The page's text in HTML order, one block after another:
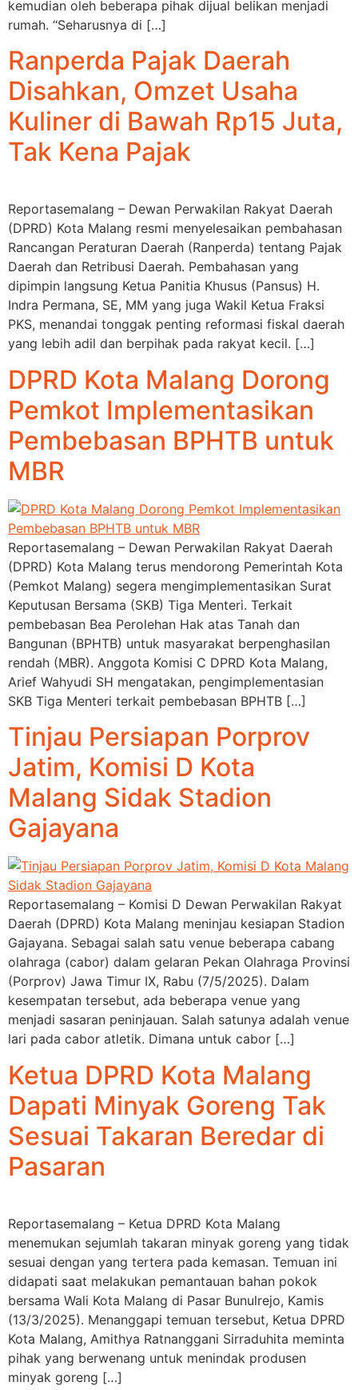
kemudian oleh beberapa pihak dijual belikan menjadi
rumah. “Seharusnya di […]
Ranperda Pajak Daerah
Disahkan, Omzet Usaha
Kuliner di Bawah Rp15 Juta,
Tak Kena Pajak
Reportasemalang – Dewan Perwakilan Rakyat Daerah
(DPRD) Kota Malang resmi menyelesaikan pembahasan
Rancangan Peraturan Daerah (Ranperda) tentang Pajak
Daerah dan Retribusi Daerah. Pembahasan yang
dipimpin langsung Ketua Panitia Khusus (Pansus) H.
Indra Permana, SE, MM yang juga Wakil Ketua Fraksi
PKS, menandai tonggak penting reformasi fiskal daerah
yang lebih adil dan berpihak pada rakyat kecil. […]
DPRD Kota Malang Dorong
Pemkot Implementasikan
Pembebasan BPHTB untuk
MBR
Reportasemalang – Dewan Perwakilan Rakyat Daerah
(DPRD) Kota Malang terus mendorong Pemerintah Kota
(Pemkot Malang) segera mengimplementasikan Surat
Keputusan Bersama (SKB) Tiga Menteri. Terkait
pembebasan Bea Perolehan Hak atas Tanah dan
Bangunan (BPHTB) untuk masyarakat berpenghasilan
rendah (MBR). Anggota Komisi C DPRD Kota Malang,
Arief Wahyudi SH mengatakan, pengimplementasian
SKB Tiga Menteri terkait pembebasan BPHTB […]
Tinjau Persiapan Porprov
Jatim, Komisi D Kota
Malang Sidak Stadion
Gajayana
Reportasemalang – Komisi D Dewan Perwakilan Rakyat
Daerah (DPRD) Kota Malang meninjau kesiapan Stadion
Gajayana. Sebagai salah satu venue beberapa cabang
olahraga (cabor) dalam gelaran Pekan Olahraga Provinsi
(Porprov) Jawa Timur IX, Rabu (7/5/2025). Dalam
kesempatan tersebut, ada beberapa venue yang
menjadi sasaran peninjauan. Salah satunya adalah venue
lari pada cabor atletik. Dimana untuk cabor […]
Ketua DPRD Kota Malang
Dapati Minyak Goreng Tak
Sesuai Takaran Beredar di
Pasaran
Reportasemalang – Ketua DPRD Kota Malang
menemukan sejumlah takaran minyak goreng yang tidak
sesuai dengan yang tertera pada kemasan. Temuan ini
didapati saat melakukan pemantauan bahan pokok
bersama Wali Kota Malang di Pasar Bunulrejo, Kamis
(13/3/2025). Menanggapi temuan tersebut, Ketua DPRD
Kota Malang, Amithya Ratnanggani Sirraduhita meminta
pihak yang berwenang untuk menindak produsen
minyak goreng […]